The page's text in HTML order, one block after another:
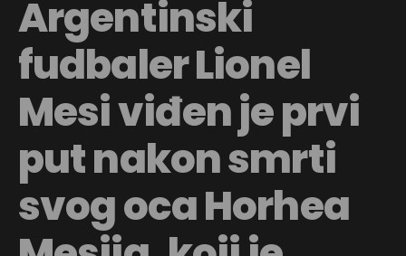
Argentinski
fudbaler Lionel
Mesi viđen je prvi
put nakon smrti
svog oca Horhea